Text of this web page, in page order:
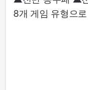
8개 게임 유형으